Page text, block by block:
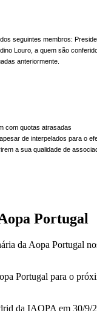
seguintes membros:
Louro, a quem são
anteriormente.
com quotas atrasadas
de interpelados para o
a sua qualidade de
Portugal
da Aopa Portugal
Portugal para o
da IAOPA em 30/9/